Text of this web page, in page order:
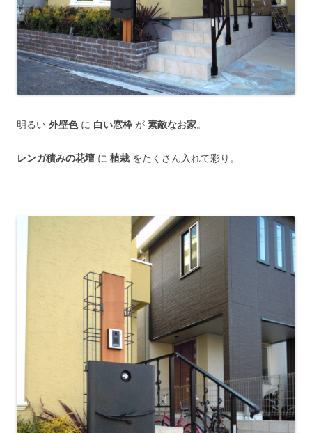
明るい 外壁色に 白い窓枠 が 素敵なお家。
レンガ積みの花壇 に 植栽 をたくさん入れて彩り。